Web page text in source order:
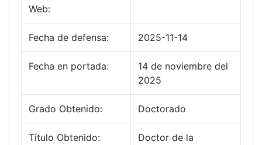
Web:
Fecha de defensa: 2025-11-14
Fecha en portada:
14 de noviembre del
2025
Grado Obtenido: Doctorado
Título Obtenido:
Doctor de la